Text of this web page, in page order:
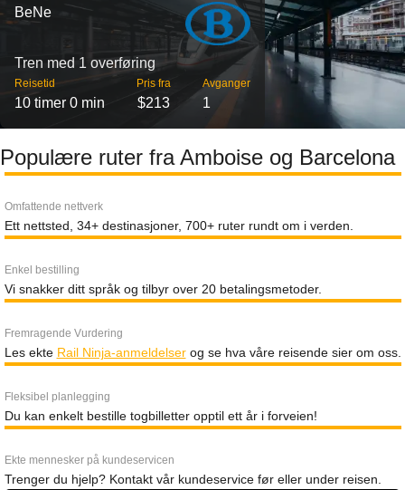
BeNe
Tren med 1 overføring
Reisetid
10 timer 0 min
Pris fra
$213
Avganger
1
Populære ruter fra Amboise og Barcelona
Omfattende nettverk
Ett nettsted, 34+ destinasjoner, 700+ ruter rundt om i verden.
Enkel bestilling
Vi snakker ditt språk og tilbyr over 20 betalingsmetoder.
Fremragende Vurdering
Les ekte Rail Ninja-anmeldelserog se hva våre reisende sier om oss.
Fleksibel planlegging
Du kan enkelt bestille togbilletter opptil ett år i forveien!
Ekte mennesker på kundeservicen
Trenger du hjelp? Kontakt vår kundeservice før eller under reisen.